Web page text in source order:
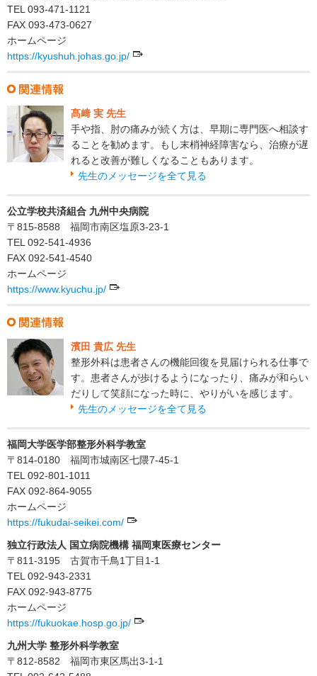
TEL 093-471-1121
FAX 093-473-0627
ホームページ
https://kyushuh.johas.go.jp/
髙﨑 実 先生
手や指、肘の痛みが続く方は、早期に専門医へ相談す
ることを勧めます。もし末梢神経障害なら、治療が遅
れると改善が難しくなることもあります。
先生のメッセージを全て見る
公立学校共済組合 九州中央病院
〒815-8588 福岡市南区塩原3-23-1
TEL 092-541-4936
FAX 092-541-4540
ホームページ
https://www.kyuchu.jp/
濱田 貴広 先生
整形外科は患者さんの機能回復を見届けられる仕事で
す。患者さんが歩けるようになったり、痛みが和らい
だりして笑顔になった時に、やりがいを感じます。
先生のメッセージを全て見る
福岡大学医学部整形外科学教室
〒814-0180 福岡市城南区七隈7-45-1
TEL 092-801-1011
FAX 092-864-9055
ホームページ
https://fukudai-seikei.com/
独立行政法人 国立病院機構 福岡東医療センター
〒811-3195 古賀市千鳥1丁目1-1
TEL 092-943-2331
FAX 092-943-8775
ホームページ
https://fukuokae.hosp.go.jp/
九州大学 整形外科学教室
〒812-8582 福岡市東区馬出3-1-1